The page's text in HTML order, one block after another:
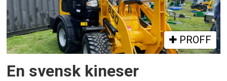
PROFF
En svensk kineser